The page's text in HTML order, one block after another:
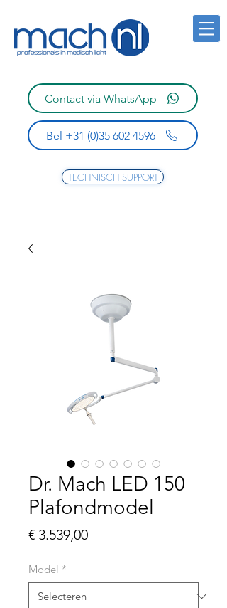
Contact via WhatsApp
Bel +31 (0)35 602 4596
TECHNISCH SUPPORT
Dr. Mach LED 150
Plafondmodel
€ 3.539,00Prijs
Model *